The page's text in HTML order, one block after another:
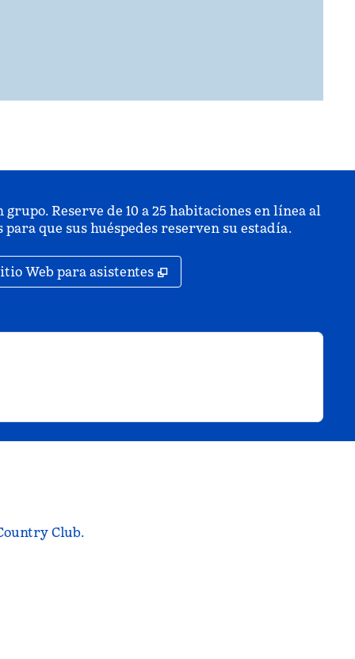
Reserve de 10 a 25 habitaciones en línea al
que sus huéspedes reserven su estadía.
nueva
Web para asistentes ,
Club.